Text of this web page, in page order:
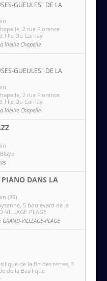
GUEULES" DE LA
, 2 rue Florence
l Ile Du Carnay
Vieille Chapelle
GUEULES" DE LA
, 2 rue Florence
l Ile Du Carnay
Vieille Chapelle
, Blaye
DANS LA
(20)
, 5 boulevard de la
VILLAGE-PLAGE
VILLLAGE-PLAGE
de la fin des terres , 3
de la Basilique